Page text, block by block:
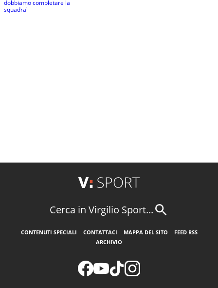
Cerca in Virgilio Sport...
CONTENUTI SPECIALI CONTATTACI MAPPA DEL SITO
FEED RSS
ARCHIVIO